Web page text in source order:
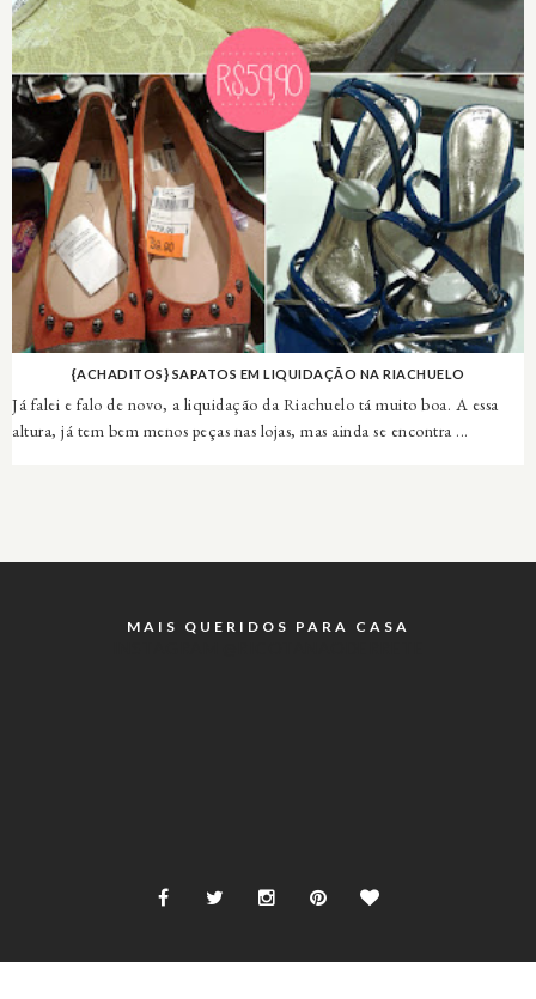
{ACHADITOS} SAPATOS EM LIQUIDAÇÃO NA RIACHUELO
Já falei e falo de novo, a liquidação da Riachuelo tá muito boa. A essa
altura, já tem bem menos peças nas lojas, mas ainda se encontra ...
MAIS QUERIDOS PARA CASA